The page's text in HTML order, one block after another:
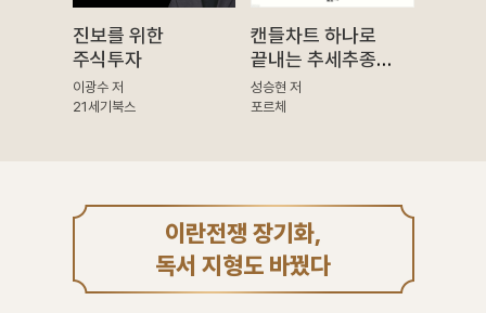
진보를 위한
주식투자
이광수 저
21세기북스
캔들차트 하나로
끝내는 추세추종
투자
성승현 저
포르체
이란전쟁 장기화,
독서 지형도 바꿨다